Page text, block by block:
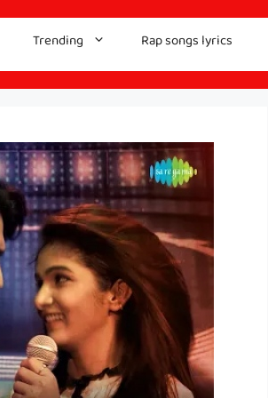
Trending Rap songs lyrics